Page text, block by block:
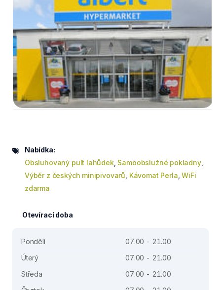
Nabídka:
Obsluhovaný pult lahůdek, Samoobslužné pokladny,
Výběr z českých minipivovarů Kávomat Perla ,WiFi
zdarma
Otevírací doba
Pondělí
07.00 - 21.00
Úterý
07.00 - 21.00
Středa
07.00 - 21.00